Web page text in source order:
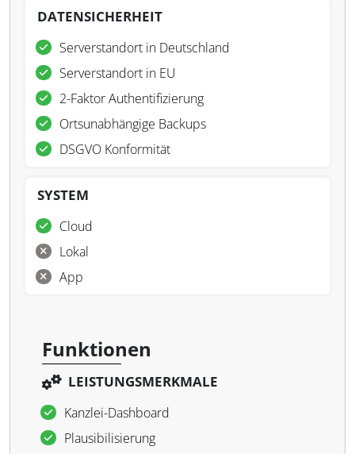
DATENSICHERHEIT
Serverstandort in Deutschland
Serverstandort in EU
2-Faktor Authentifizierung
Ortsunabhängige Backups
DSGVO Konformität
SYSTEM
Cloud
Lokal
App
Funktionen
LEISTUNGSMERKMALE
Kanzlei-Dashboard
Plausibilisierung